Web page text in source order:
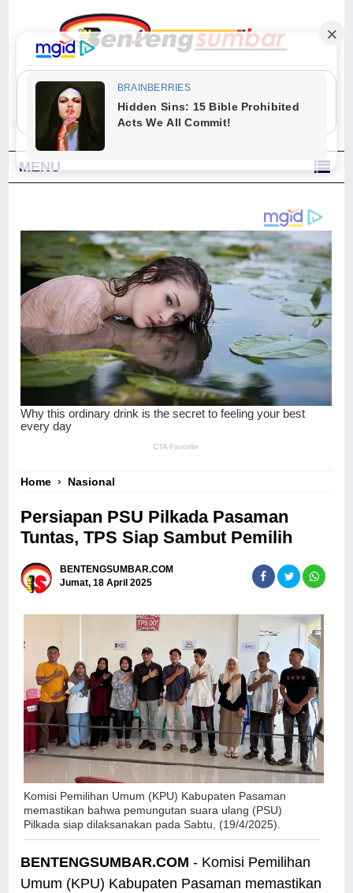
"Sesungguhnya Allah dan para malaikat-Nya berselawat untuk Nabi.
Wahai orang-orang yang beriman, berselawatlah kamu untuk Nabi dan
ucapkanlah salam dengan penuh penghormatan kepadanya." (Qs. Al
Ahzab Ayat 56)
MENU
Home › Nasional
Persiapan PSU Pilkada Pasaman
Tuntas, TPS Siap Sambut Pemilih
BENTENGSUMBAR.COM
Jumat, 18 April 2025
Komisi Pemilihan Umum (KPU) Kabupaten Pasaman
memastikan bahwa pemungutan suara ulang (PSU)
Pilkada siap dilaksanakan pada Sabtu, (19/4/2025).
BENTENGSUMBAR.COM - Komisi Pemilihan
Umum (KPU) Kabupaten Pasaman memastikan